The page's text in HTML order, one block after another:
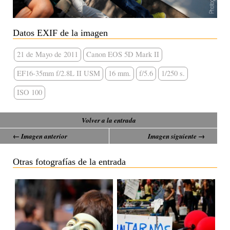
Datos EXIF de la imagen
21 de Mayo de 2011
Canon EOS 5D Mark II
EF16-35mm f/2.8L II USM
16 mm. f/5.6
1/250 s.
ISO 100
Volver a la entrada
← Imagen anterior
Imagen siguiente →
Otras fotografías de la entrada